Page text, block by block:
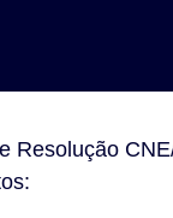
Resolução